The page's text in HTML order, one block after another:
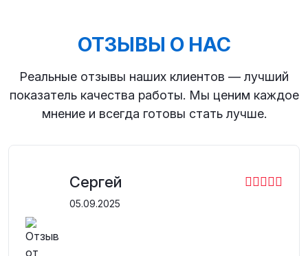
ОТЗЫВЫ О НАС
Реальные отзывы наших клиентов — лучший
показатель качества работы. Мы ценим каждое
мнение и всегда готовы стать лучше.
Сергей
05.09.2025